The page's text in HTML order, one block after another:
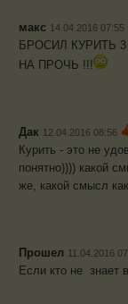
макс 14.04.2016 07:55
БРОСИЛ КУРИТЬ
НА ПРОЧЬ !!!
Дак 12.04.2016 08:56
Курить - это не
понятно)))) какой
же, какой смысл
Прошел 11.04.2016
Если кто не знает